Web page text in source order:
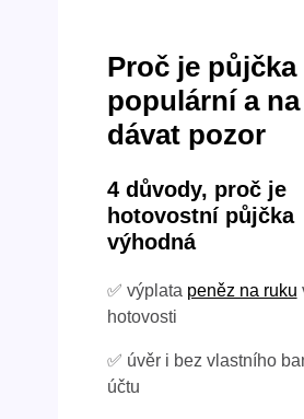
Proč je půjčka
populární a
dávat pozor
4 důvody, proč je
hotovostní půjčka
výhodná
✅ výplata peněz na ruku
hotovosti
✅ úvěr i bez vlastního
účtu